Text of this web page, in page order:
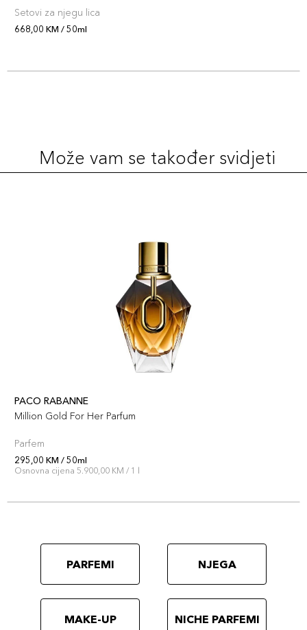
Setovi za njegu lica
668,00 KM / 50ml
Može vam se također svidjeti
PACO RABANNE
Million Gold For Her Parfum
Parfem
295,00 KM / 50ml
Osnovna cijena 5.900,00 KM / 1 l
PARFEMI NJEGA
MAKE-UP NICHE PARFEMI